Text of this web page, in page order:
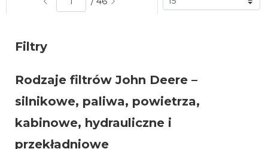
Filtry
Rodzaje filtrów John Deere –
silnikowe, paliwa, powietrza,
kabinowe, hydrauliczne i
przekładniowe